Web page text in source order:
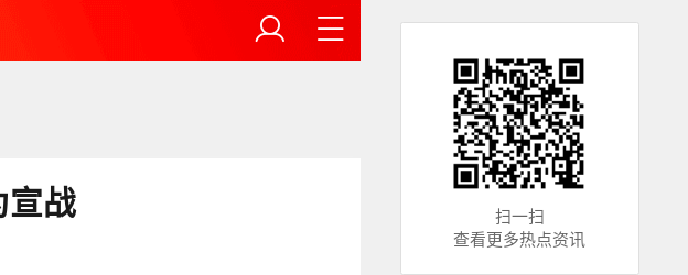
战
扫一扫
查看更多热点资讯